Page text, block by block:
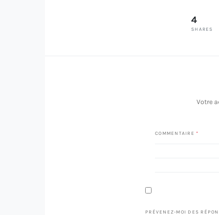
4
SHARES
Votre
COMMENTAIRE *
PRÉVENEZ-MOI DES